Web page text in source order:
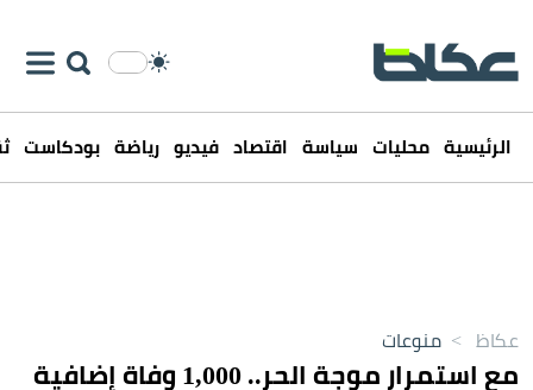
الرئيسية محليات سياسة اقتصاد فيديو رياضة بودكاست
عكاظ > منوعات
مع استمرار موجة الحر.. 1,000 وفاة إضافية